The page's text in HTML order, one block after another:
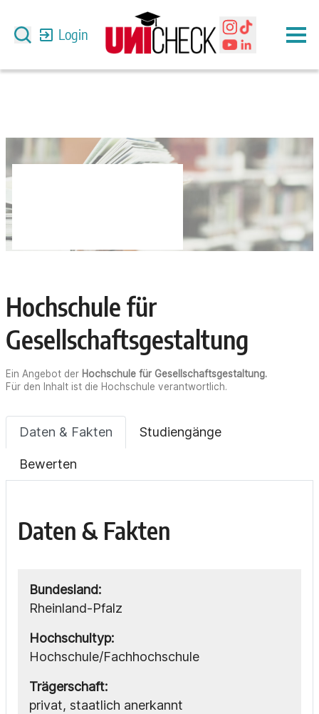
Login
Hochschule für
Gesellschaftsgestaltung
Ein Angebot der Hochschule für Gesellschaftsgestaltung.
Für den Inhalt ist die Hochschule verantwortlich.
Daten & Fakten Studiengänge
Bewerten
Daten & Fakten
Bundesland:
Rheinland-Pfalz
Hochschultyp:
Hochschule/Fachhochschule
Trägerschaft:
privat, staatlich anerkannt